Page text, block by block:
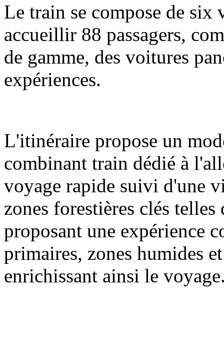
Le train se compose de six
accueillir 88 passagers,
de gamme, des voitures
expériences.
L'itinéraire propose un
combinant train dédié à
voyage rapide suivi d'une
zones forestières clés
proposant une expérience
primaires, zones humides
enrichissant ainsi le